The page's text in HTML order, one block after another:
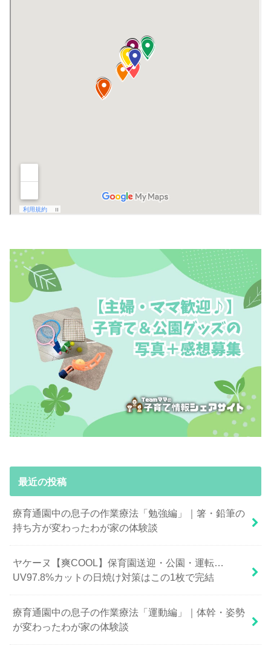
最近の投稿
療育通園中の息子の作業療法「勉強編」｜箸・鉛筆の
持ち方が変わったわが家の体験談
ヤケーヌ【爽COOL】保育園送迎・公園・運転…
UV97.8%カットの日焼け対策はこの1枚で完結
療育通園中の息子の作業療法「運動編」｜体幹・姿勢
が変わったわが家の体験談